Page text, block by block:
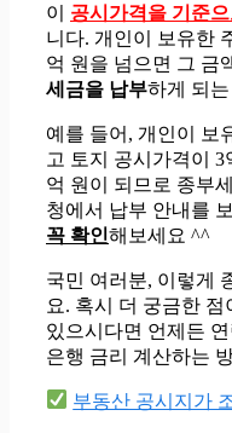
이 공시가격을 기준
니다. 개인이 보유한
억 원을 넘으면 그 금
세금을 납부하게 되
예를 들어, 개인이 보
고 토지 공시가격이
억 원이 되므로 종부
청에서 납부 안내를
꼭 확인해보세요 ^^
국민 여러분, 이렇게
요. 혹시 더 궁금한 점
있으시다면 언제든
은행 금리 계산하는
부동산 공시지가